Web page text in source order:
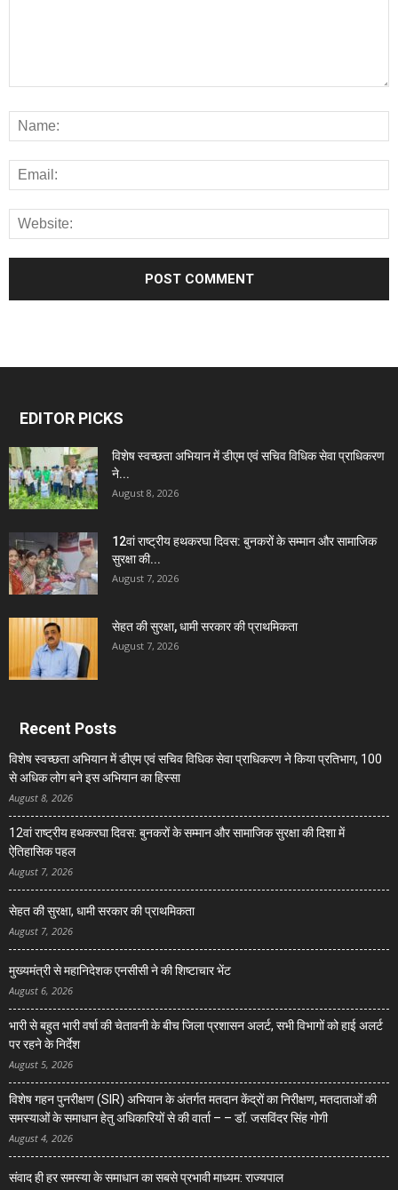
EDITOR PICKS
विशेष स्वच्छता अभियान में डीएम एवं सचिव विधिक सेवा प्राधिकरण
ने...
August 8, 2026
12वां राष्ट्रीय हथकरघा दिवस: बुनकरों के सम्मान और सामाजिक
सुरक्षा की...
August 7, 2026
सेहत की सुरक्षा, धामी सरकार की प्राथमिकता
August 7, 2026
Recent Posts
विशेष स्वच्छता अभियान में डीएम एवं सचिव विधिक सेवा प्राधिकरण ने किया प्रतिभाग, 100
से अधिक लोग बने इस अभियान का हिस्सा
August 8, 2026
12वां राष्ट्रीय हथकरघा दिवस: बुनकरों के सम्मान और सामाजिक सुरक्षा की दिशा में
ऐतिहासिक पहल
August 7, 2026
सेहत की सुरक्षा, धामी सरकार की प्राथमिकता
August 7, 2026
मुख्यमंत्री से महानिदेशक एनसीसी ने की शिष्टाचार भेंट
August 6, 2026
भारी से बहुत भारी वर्षा की चेतावनी के बीच जिला प्रशासन अलर्ट, सभी विभागों को हाई अलर्ट
पर रहने के निर्देश
August 5, 2026
विशेष गहन पुनरीक्षण (SIR) अभियान के अंतर्गत मतदान केंद्रों का निरीक्षण, मतदाताओं की
समस्याओं के समाधान हेतु अधिकारियों से की वार्ता – – डॉ. जसविंदर सिंह गोगी
August 4, 2026
संवाद ही हर समस्या के समाधान का सबसे प्रभावी माध्यम: राज्यपाल